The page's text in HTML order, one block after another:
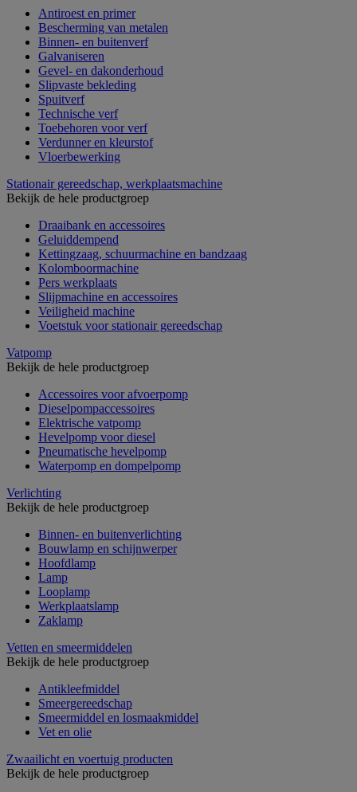
Antiroest en primer
Bescherming van metalen
Binnen- en buitenverf
Galvaniseren
Gevel- en dakonderhoud
Slipvaste bekleding
Spuitverf
Technische verf
Toebehoren voor verf
Verdunner en kleurstof
Vloerbewerking
Stationair gereedschap, werkplaatsmachine
Bekijk de hele productgroep
Draaibank en accessoires
Geluiddempend
Kettingzaag, schuurmachine en bandzaag
Kolomboormachine
Pers werkplaats
Slijpmachine en accessoires
Veiligheid machine
Voetstuk voor stationair gereedschap
Vatpomp
Bekijk de hele productgroep
Accessoires voor afvoerpomp
Dieselpompaccessoires
Elektrische vatpomp
Hevelpomp voor diesel
Pneumatische hevelpomp
Waterpomp en dompelpomp
Verlichting
Bekijk de hele productgroep
Binnen- en buitenverlichting
Bouwlamp en schijnwerper
Hoofdlamp
Lamp
Looplamp
Werkplaatslamp
Zaklamp
Vetten en smeermiddelen
Bekijk de hele productgroep
Antikleefmiddel
Smeergereedschap
Smeermiddel en losmaakmiddel
Vet en olie
Zwaailicht en voertuig producten
Bekijk de hele productgroep